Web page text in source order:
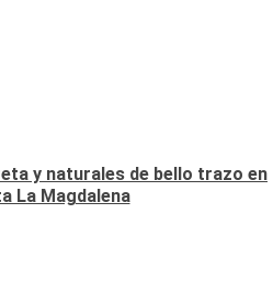
y naturales de bello trazo en
La Magdalena